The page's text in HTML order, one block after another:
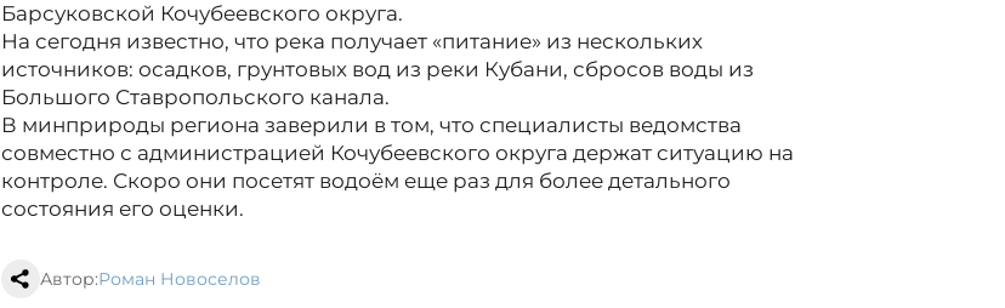
Барсуковской Кочубеевского округа.
На сегодня известно, что река получает «питание» из нескольких
источников: осадков, грунтовых вод из реки Кубани, сбросов воды из
Большого Ставропольского канала.
В минприроды региона заверили в том, что специалисты ведомства
совместно с администрацией Кочубеевского округа держат ситуацию на
контроле. Скоро они посетят водоём еще раз для более детального
состояния его оценки.
Автор:Роман Новоселов